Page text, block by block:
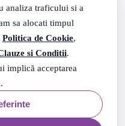
analiza traficului si a
sa alocati timpul
Politica de Cookie,
si Conditii.
implică acceptarea